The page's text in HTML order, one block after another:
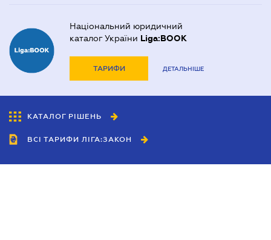
Національний юридичний
каталог України Liga:BOOK
ТАРИФИ ДЕТАЛЬНІШЕ
КАТАЛОГ РІШЕНЬ
ВСІ ТАРИФИ ЛІГА:ЗАКОН